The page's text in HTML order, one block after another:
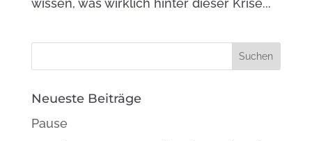
wissen, was wirklich hinter dieser Krise...
Neueste Beiträge
Pause